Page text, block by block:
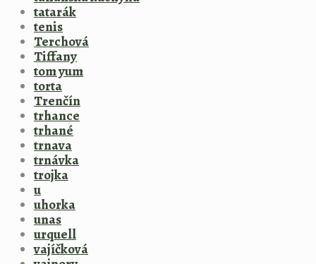
tatarák
tenis
Terchová
Tiffany
tom yum
torta
Trenčín
trhance
trhané
trnava
trnávka
trojka
u
uhorka
unas
urquell
vajíčková